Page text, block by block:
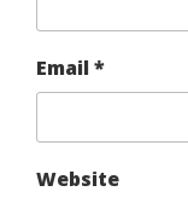
Email *
Website